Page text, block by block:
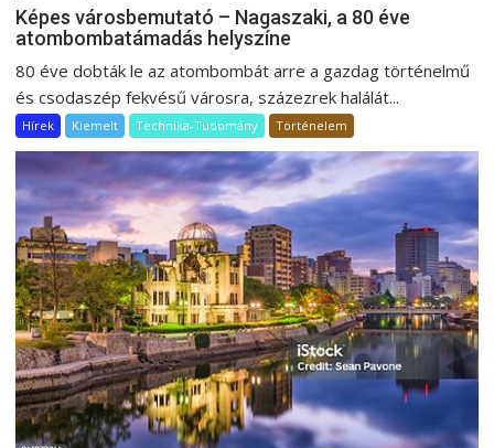
Képes városbemutató – Nagaszaki, a 80 éve
atombombatámadás helyszíne
80 éve dobták le az atombombát arre a gazdag történelmű
és csodaszép fekvésű városra, százezrek halálát...
Hírek Kiemelt Technika-Tudomány Történelem